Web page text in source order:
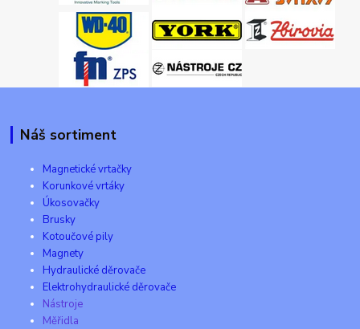
Náš sortiment
Magnetické vrtačky
Korunkové vrtáky
Úkosovačky
Brusky
Kotoučové pily
Magnety
Hydraulické děrovače
Elektrohydraulické děrovače
Nástroje
Měřidla